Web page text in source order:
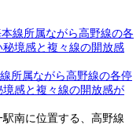
所属ながら高野線の各停
感と複々線の開放感が
南に位置する、高野線